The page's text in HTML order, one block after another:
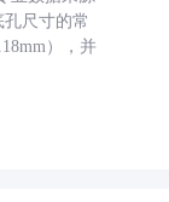
孔尺寸的常
），并